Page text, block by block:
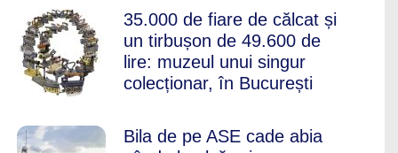
35.000 de fiare de călcat și
un tirbușon de 49.600 de
lire: muzeul unui singur
colecționar, în București
Bila de pe ASE cade abia